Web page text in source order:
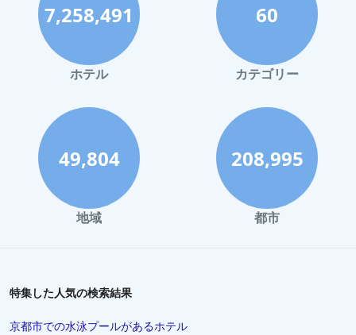
7,258,491
ホテル
60
カテゴリー
49,804
地域
208,995
都市
特集した人気の検索結果
京都市での水泳プールがあるホテル